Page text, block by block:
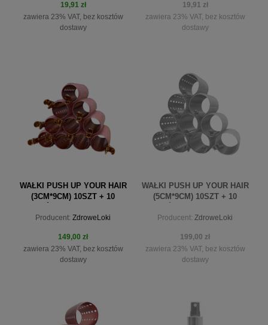
19,91 zł
zawiera 23% VAT, bez kosztów
dostawy
do koszyka
19,91 zł
zawiera 23% VAT, bez kosztów
dostawy
powiadom o dostępności
WAŁKI PUSH UP YOUR HAIR
(3CM*9CM) 10SZT + 10
Producent: ZdroweLoki
149,00 zł
zawiera 23% VAT, bez kosztów
dostawy
do koszyka
WAŁKI PUSH UP YOUR HAIR
(5CM*9CM) 10SZT + 10
Producent: ZdroweLoki
199,00 zł
zawiera 23% VAT, bez kosztów
dostawy
powiadom o dostępności